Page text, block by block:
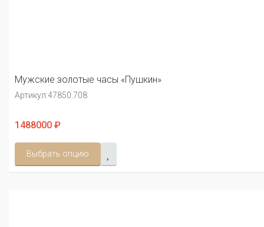
Мужские золотые часы «Пушкин»
Артикул:47850.708
1488000 ₽
Выбрать опцию